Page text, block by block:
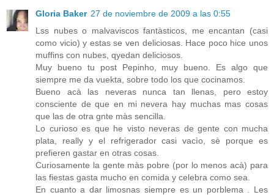
Gloria Baker 27 de noviembre de 2009 a las 0:55
Lss nubes o malvaviscos fantàsticos, me encantan (casi
como vicio) y estas se ven deliciosas. Hace poco hice unos
muffins con nubes, qyedan deliciosos.
Muy bueno tu post Pepinho, muy bueno. Es algo que
siempre me da vuekta, sobre todo los que cocinamos.
Bueno acà las neveras nunca tan llenas, pero estoy
consciente de que en mi nevera hay muchas mas cosas
que las de otra gnte màs sencilla.
Lo curioso es que he visto neveras de gente con mucha
plata, really y el refrigerador casi vacìo, sè porque es
prefieren gastar en otras cosas.
Curiosamente la gente màs pobre (por lo menos acà) para
las fiestas gasta mucho en comida y celebra como sea.
En cuanto a dar limosnas siempre es un porblema . Les